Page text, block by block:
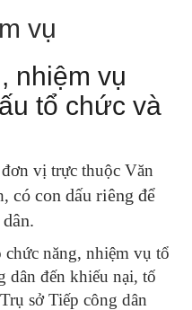
vụ
nhiệm vụ
tổ chức và
vị trực thuộc Văn
có con dấu riêng để
năng, nhiệm vụ tổ
dân đến khiếu nại, tố
sở Tiếp công dân